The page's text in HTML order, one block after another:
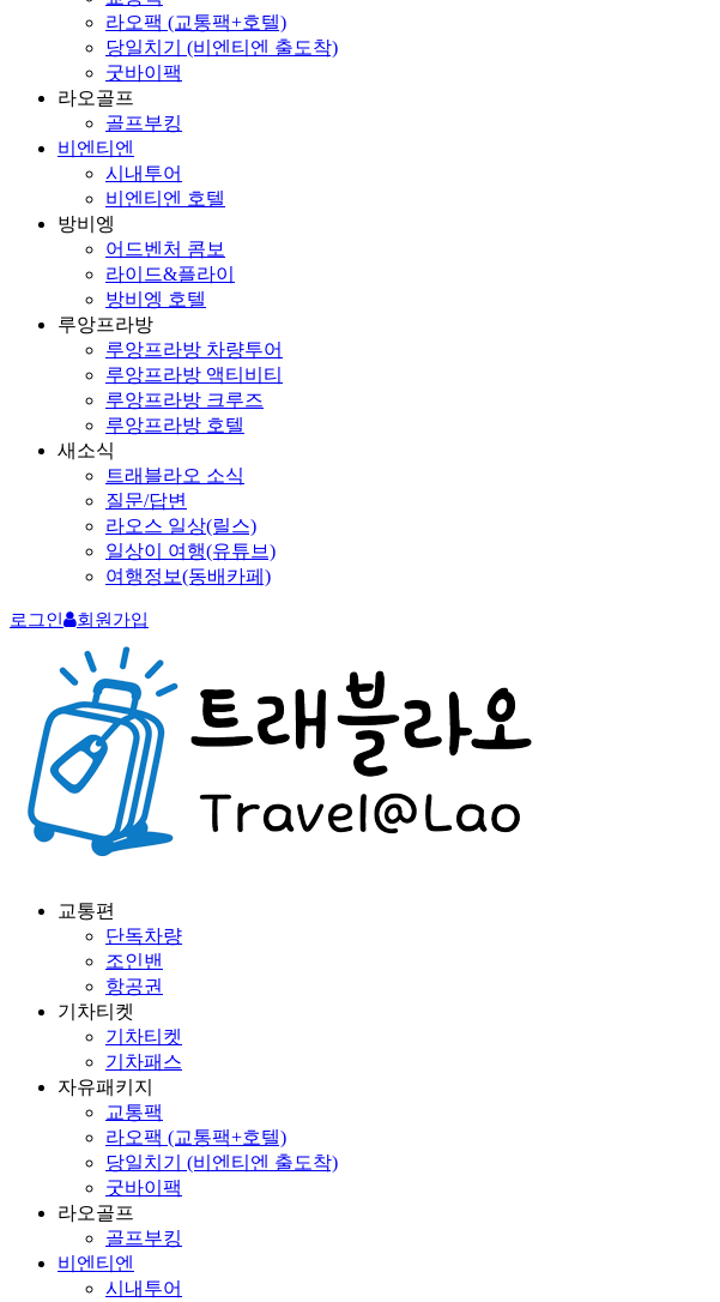
라오팩 (교통팩+호텔)
당일치기 (비엔티엔 출도착)
굿바이팩
라오골프
골프부킹
비엔티엔
시내투어
비엔티엔 호텔
방비엥
어드벤처 콤보
라이드&플라이
방비엥 호텔
루앙프라방
루앙프라방 차량투어
루앙프라방 액티비티
루앙프라방 크루즈
루앙프라방 호텔
새소식
트래블라오 소식
질문/답변
라오스 일상(릴스)
일상이 여행(유튜브)
여행정보(동배카페)
로그인 회원가입
교통편
단독차량
조인밴
항공권
기차티켓
기차티켓
기차패스
자유패키지
교통팩
라오팩 (교통팩+호텔)
당일치기 (비엔티엔 출도착)
굿바이팩
라오골프
골프부킹
비엔티엔
시내투어